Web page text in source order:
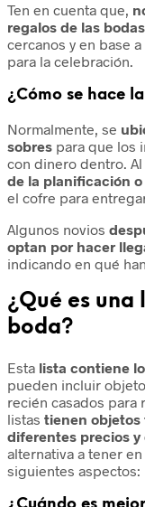
Ten en cuenta que,
regalos de las bodas
cercanos y en base
para la celebración.
¿Cómo se hace
Normalmente, se
sobres para que los
con dinero dentro.
de la planificación
el cofre para
Algunos novios
optan por hacer
indicando en qué
¿Qué es
boda?
Esta lista contiene
pueden incluir
recién casados para
listas tienen objetos
diferentes precios y
alternativa a tener
siguientes aspectos: